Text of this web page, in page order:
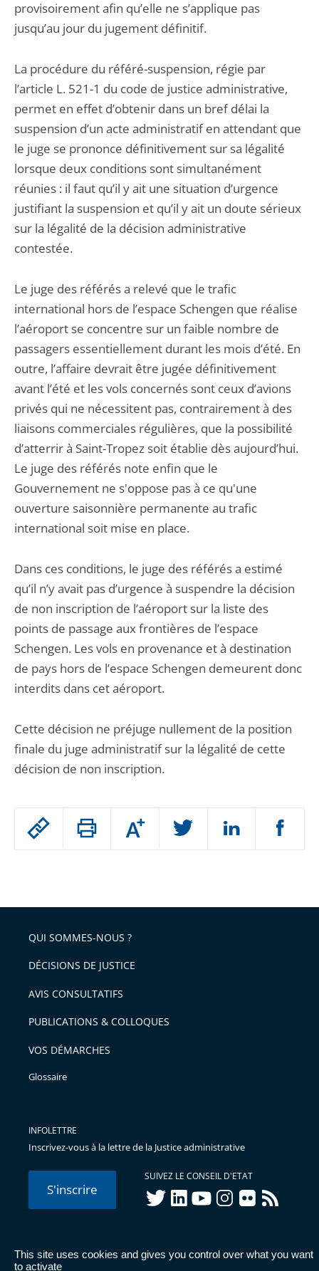
This site uses cookies and gives you control over what you want
to activate
Passer
arriver
après
Augmenter
ou
l'article
pour
avant
provisoirement afin qu’elle ne s’applique pas
jusqu’au jour du jugement définitif.
La procédure du référé-suspension, régie par
l’article L. 521-1 du code de justice administrative,
permet en effet d’obtenir dans un bref délai la
suspension d’un acte administratif en attendant que
le juge se prononce définitivement sur sa légalité
lorsque deux conditions sont simultanément
réunies : il faut qu’il y ait une situation d’urgence
justifiant la suspension et qu’il y ait un doute sérieux
sur la légalité de la décision administrative
contestée.
Le juge des référés a relevé que le trafic
international hors de l’espace Schengen que réalise
l’aéroport se concentre sur un faible nombre de
passagers essentiellement durant les mois d’été. En
outre, l’affaire devrait être jugée définitivement
avant l’été et les vols concernés sont ceux d’avions
privés qui ne nécessitent pas, contrairement à des
liaisons commerciales régulières, que la possibilité
d’atterrir à Saint-Tropez soit établie dès aujourd’hui.
Le juge des référés note enfin que le
Gouvernement ne s'oppose pas à ce qu'une
ouverture saisonnière permanente au trafic
international soit mise en place.
Dans ces conditions, le juge des référés a estimé
qu’il n’y avait pas d’urgence à suspendre la décision
de non inscription de l’aéroport sur la liste des
points de passage aux frontières de l’espace
Schengen. Les vols en provenance et à destination
de pays hors de l’espace Schengen demeurent donc
interdits dans cet aéroport.
Cette décision ne préjuge nullement de la position
finale du juge administratif sur la légalité de cette
décision de non inscription.
QUI SOMMES-NOUS ?
DÉCISIONS DE JUSTICE
AVIS CONSULTATIFS
PUBLICATIONS & COLLOQUES
VOS DÉMARCHES
Glossaire
INFOLETTRE
Inscrivez-vous à la lettre de la Justice administrative
S'inscrire
SUIVEZ LE CONSEIL D'ETAT
twitterlinkedInyoutubeinstagram
flickr rss
© Conseil d'État 2026 - Mentions légales
Données